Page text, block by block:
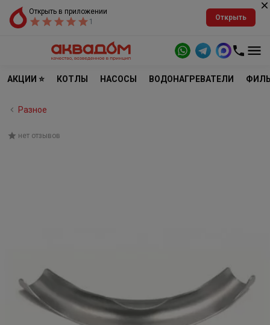
Открыть в приложении
1
Открыть
АКЦИИ ⭐ КОТЛЫ НАСОСЫ ВОДОНАГРЕВАТЕЛИ
Разное
нет отзывов